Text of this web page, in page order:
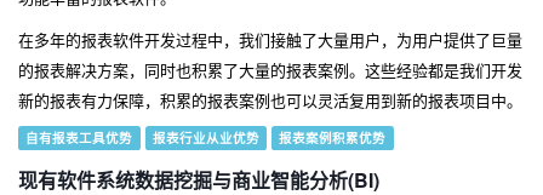
在多年的报表软件开发过程中，我们接触了大量用户，为用户提供了巨量
的报表解决方案，同时也积累了大量的报表案例。这些经验都是我们开发
新的报表有力保障，积累的报表案例也可以灵活复用到新的报表项目中。
自有报表工具优势 报表行业从业优势 报表案例积累优势
现有软件系统数据挖掘与商业智能分析(BI)